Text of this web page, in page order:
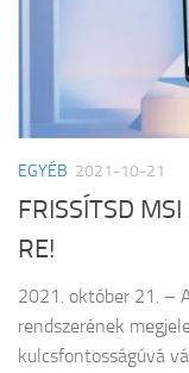
EGYÉB 2021-10-21
FRISSÍTSD
RE!
2021. október 21. –
rendszerének
kulcsfontosságúvá